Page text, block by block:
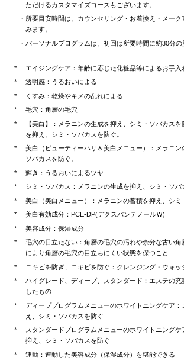
ただけるカスタマイズコースもございます。
所要目安時間は、カウンセリング・お着換え・メー
みます。
パーソナルプログラムは、初回は所要時間に約30分の
エイジングケア：年齢に応じた化粧品等によるお手入
透明感：うるおいによる
くすみ：乾燥やキメの乱れによる
毛穴：角層の毛穴
【美白】：メラニンの生成を抑え、シミ・ソバカス
を抑え、シミ・ソバカスを防ぐ。
美白（ビューティーハリ＆美白メニュー）：メラニン
ソバカスを防ぐ。
輝き：うるおいによるツヤ
シミ・ソバカス：メラニンの生成を抑え、シミ・ソバ
美白（美白メニュー）：メラニンの蓄積を抑え、シミ
美白有効成分：PCE-DP(デクスパンテノールＷ)
美容成分：保湿成分
毛穴の目立たない：角層の毛穴の汚れや余分な古い角
により角層の毛穴の目立ちにくい状態を保つこと
ニキビを防ぎ、ニキビを防ぐ：クレンジング・ウォッ
ハイグレード、ディープ、スタンダード：エステの充
したもの
ディーププログラムメニューのホワイトニングケア：
え、シミ・ソバカスを防ぐ
スタンダードプログラムメニューのホワイトニングケ
抑え、シミ・ソバカスを防ぐ
連動：連動した美容成分（保湿成分）を堪能できる